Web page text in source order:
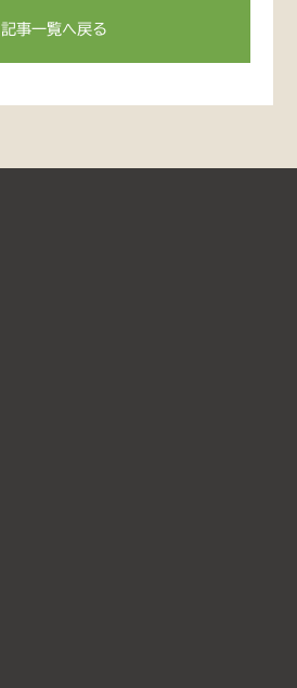
記事一覧へ戻る